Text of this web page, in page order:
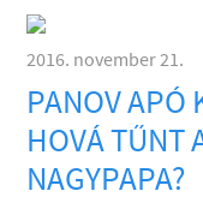
2016. november 21.
PANOV APÓ
HOVÁ TŰNT
NAGYPAPA?